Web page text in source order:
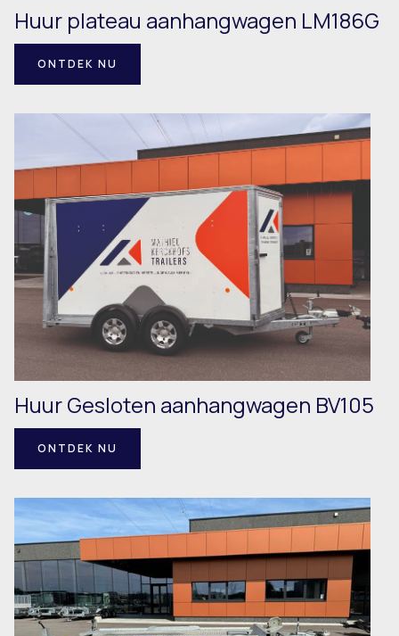
Huur plateau aanhangwagen LM186G
ONTDEK NU
Huur Gesloten aanhangwagen BV105
ONTDEK NU